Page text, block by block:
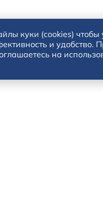
куки (cookies) чтобы
и удобство.
на